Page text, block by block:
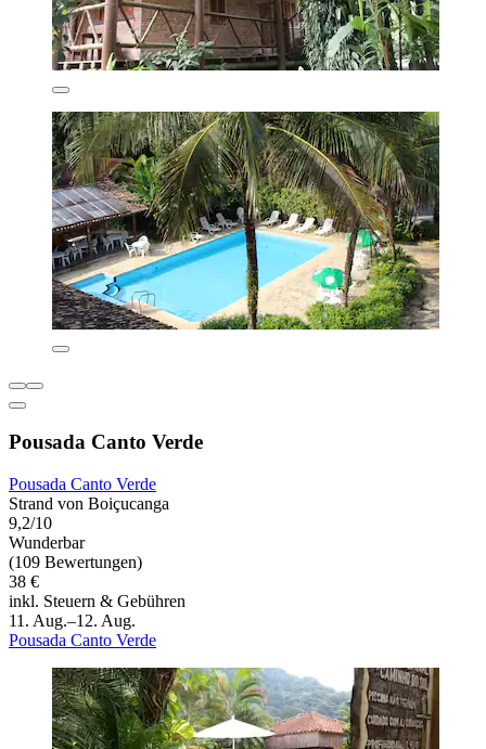
Pousada Canto Verde
Pousada Canto Verde
Strand von Boiçucanga
9,2/10
Wunderbar
(109 Bewertungen)
38 €
inkl. Steuern & Gebühren
11. Aug.–12. Aug.
Pousada Canto Verde